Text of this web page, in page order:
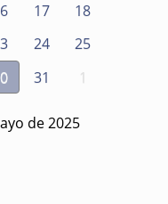
17
18
24
25
31 1
de 2025